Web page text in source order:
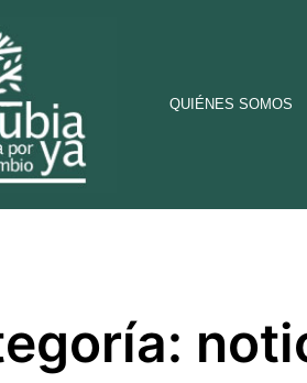
QUIÉNES SOMOS